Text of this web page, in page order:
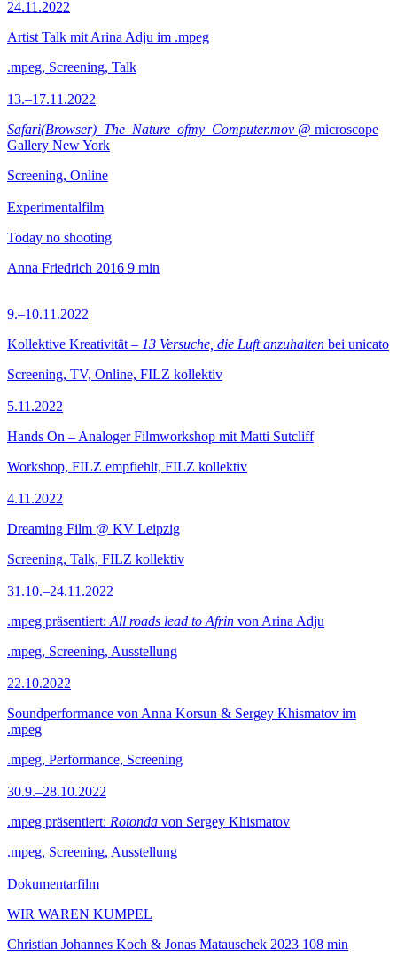
24.11.2022
Artist Talk mit Arina Adju im .mpeg
.mpeg, Screening, Talk
13.–17.11.2022
Safari(Browser)_The_Nature_ofmy_Computer.mov @ microscope
Gallery New York
Screening, Online
Experimentalfilm
Today no shooting
Anna Friedrich 2016 9 min
9.–10.11.2022
Kollektive Kreativität – 13 Versuche, die Luft anzuhalten bei unicato
Screening, TV, Online, FILZ kollektiv
5.11.2022
Hands On – Analoger Filmworkshop mit Matti Sutcliff
Workshop, FILZ empfiehlt, FILZ kollektiv
4.11.2022
Dreaming Film @ KV Leipzig
Screening, Talk, FILZ kollektiv
31.10.–24.11.2022
.mpeg präsentiert: All roads lead to Afrin von Arina Adju
.mpeg, Screening, Ausstellung
22.10.2022
Soundperformance von Anna Korsun & Sergey Khismatov im
.mpeg
.mpeg, Performance, Screening
30.9.–28.10.2022
.mpeg präsentiert: Rotonda von Sergey Khismatov
.mpeg, Screening, Ausstellung
Dokumentarfilm
WIR WAREN KUMPEL
Christian Johannes Koch & Jonas Matauschek 2023 108 min